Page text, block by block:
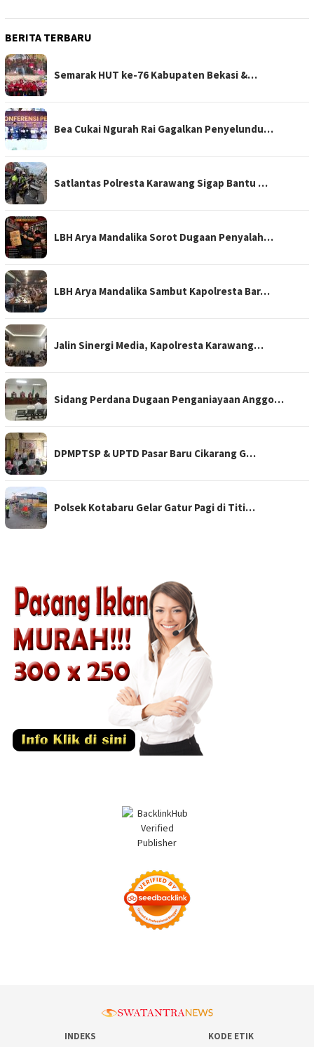
BERITA TERBARU
Semarak HUT ke-76 Kabupaten Bekasi &…
Bea Cukai Ngurah Rai Gagalkan Penyelundu…
Satlantas Polresta Karawang Sigap Bantu …
LBH Arya Mandalika Sorot Dugaan Penyalah…
LBH Arya Mandalika Sambut Kapolresta Bar…
Jalin Sinergi Media, Kapolresta Karawang…
Sidang Perdana Dugaan Penganiayaan Anggo…
DPMPTSP & UPTD Pasar Baru Cikarang G…
Polsek Kotabaru Gelar Gatur Pagi di Titi…
INDEKS KODE ETIK